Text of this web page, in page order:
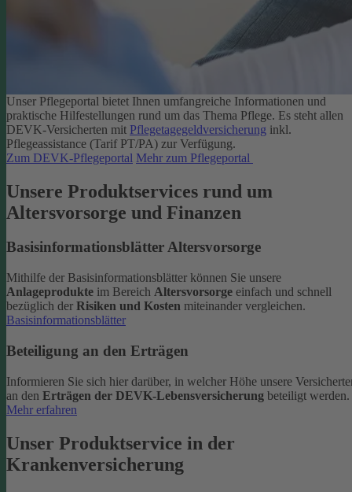
Unser Pflegeportal bietet Ihnen umfangreiche Informationen und
praktische Hilfestellungen rund um das Thema Pflege. Es steht allen
DEVK-Versicherten mit Pflegetagegeldversicherung inkl.
Pflegeassistance (Tarif PT/PA) zur Verfügung.
Zum DEVK-Pflegeportal Mehr zum Pflegeportal
Unsere Produktservices rund um
Altersvorsorge und Finanzen
Basisinformationsblätter Altersvorsorge
Mithilfe der Basisinformationsblätter können Sie unsere
Anlageprodukte im Bereich Altersvorsorge einfach und schnell
bezüglich der Risiken und Kosten miteinander vergleichen.
Basisinformationsblätter
Beteiligung an den Erträgen
Informieren Sie sich hier darüber, in welcher Höhe unsere
an den Erträgen der DEVK-Lebensversicherung beteiligt werden.
Mehr erfahren
Unser Produktservice in der
Krankenversicherung